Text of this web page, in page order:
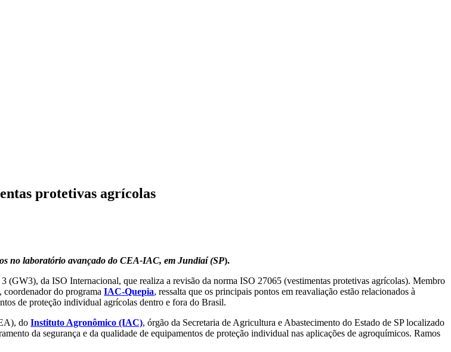
protetivas agrícolas
no laboratório avançado do CEA-IAC, em Jundiaí (SP).
da ISO Internacional, que realiza a revisão da norma ISO 27065 (vestimentas protetivas agrícolas). Membro
coordenador do programaIAC-Quepia, ressalta que os principais pontos em reavaliação estão relacionados à
de proteção individual agrícolas dentro e fora do Brasil.
doInstituto Agronômico (IAC), órgão da Secretaria de Agricultura e Abastecimento do Estado de SP localizado
da segurança e da qualidade de equipamentos de proteção individual nas aplicações de agroquímicos. Ramos